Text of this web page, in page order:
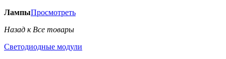
ЛампыПросмотреть
Назад к Все товары
Светодиодные модули